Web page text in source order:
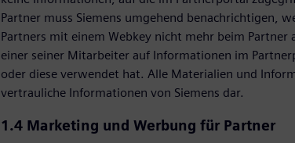
Partner muss Siemens umgehend benachrichtigen,
Partners mit einem Webkey nicht mehr beim
einer seiner Mitarbeiter auf Informationen im
oder diese verwendet hat. Alle Materialien und
vertrauliche Informationen von Siemens dar.
1.4 Marketing und Werbung für Partner